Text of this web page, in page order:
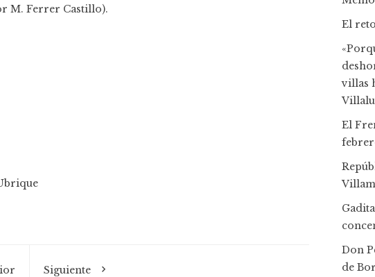
M. Ferrer Castillo).
Siguiente
El
villas
El
Don
de